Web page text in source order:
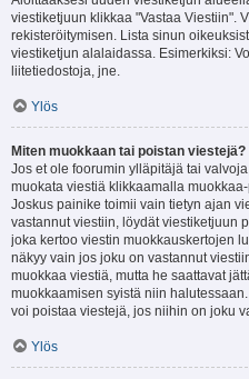
viestiketjuun klikkaa "Vastaa Viestiin".
rekisteröitymisen. Lista sinun
viestiketjun alalaidassa. Esimerkiksi:
liitetiedostoja, jne.
Ylös
Miten muokkaan tai poistan viestejä?
Jos et ole foorumin ylläpitäjä tai
muokata viestiä klikkaamalla
Joskus painike toimii vain tietyn ajan
vastannut viestiin, löydät viestiketjuun
joka kertoo viestin muokkauskertojen
näkyy vain jos joku on vastannut
muokkaa viestiä, mutta he saattavat
muokkaamisen syistä niin
voi poistaa viestejä, jos niihin on joku
Ylös